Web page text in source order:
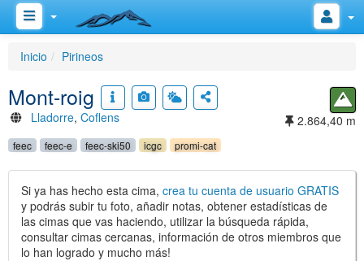
Inicio Pirineos
Mont-roig
Lladorre, Coflens 2.864,40 m
feec feec-e feec-ski50 icgc promi-cat
Si ya has hecho esta cima, crea tu cuenta de usuario GRATIS
y podrás subir tu foto, añadir notas, obtener estadísticas de
las cimas que vas haciendo, utilizar la búsqueda rápida,
consultar cimas cercanas, información de otros miembros que
lo han logrado y mucho más!